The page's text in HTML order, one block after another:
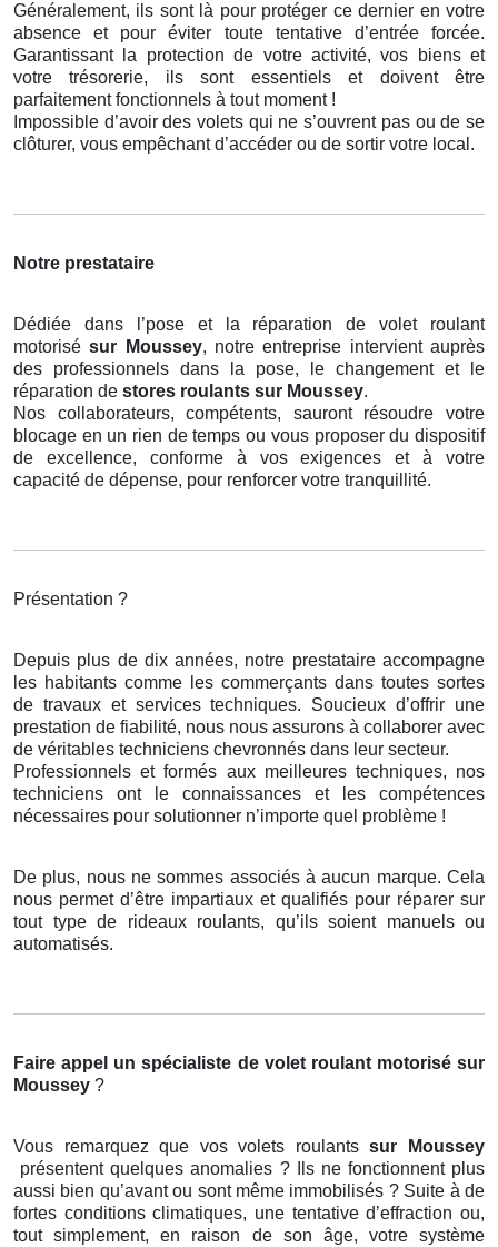
Généralement, ils sont là pour protéger ce dernier en votre
absence et pour éviter toute tentative d’entrée forcée.
Garantissant la protection de votre activité, vos biens et
votre trésorerie, ils sont essentiels et doivent être
parfaitement fonctionnels à tout moment !
Impossible d’avoir des volets qui ne s’ouvrent pas ou de se
clôturer, vous empêchant d’accéder ou de sortir votre local.
Notre prestataire
Dédiée dans l’pose et la réparation de volet roulant
motorisésur Moussey, notre entreprise intervient auprès
des professionnels dans la pose, le changement et le
réparation de stores roulants sur Moussey.
Nos collaborateurs, compétents, sauront résoudre votre
blocage en un rien de temps ou vous proposer du dispositif
de excellence, conforme à vos exigences et à votre
capacité de dépense, pour renforcer votre tranquillité.
Présentation ?
Depuis plus de dix années, notre prestataire accompagne
les habitants comme les commerçants dans toutes sortes
de travaux et services techniques. Soucieux d’offrir une
prestation de fiabilité, nous nous assurons à collaborer avec
de véritables techniciens chevronnés dans leur secteur.
Professionnels et formés aux meilleures techniques, nos
techniciens ont le connaissances et les compétences
nécessaires pour solutionner n’importe quel problème !
De plus, nous ne sommes associés à aucun marque. Cela
nous permet d’être impartiaux et qualifiés pour réparer sur
tout type de rideaux roulants, qu’ils soient manuels ou
automatisés.
Faire appel un spécialiste de volet roulant motorisé sur
Moussey ?
Vous remarquez que vos volets roulantssur Moussey
présentent quelques anomalies ? Ils ne fonctionnent plus
aussi bien qu’avant ou sont même immobilisés ? Suite à de
fortes conditions climatiques, une tentative d’effraction ou,
tout simplement, en raison de son âge, votre système